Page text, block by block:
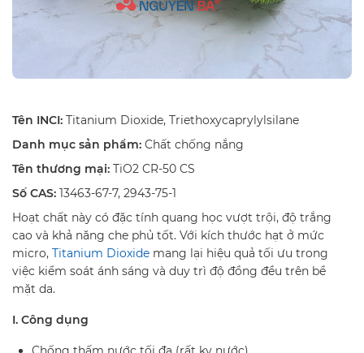
Tên INCI: Titanium Dioxide, Triethoxycaprylylsilane
Danh mục sản phẩm: Chất chống nắng
Tên thương mại: TiO2 CR-50 CS
Số CAS: 13463-67-7, 2943-75-1
Hoạt chất này có đặc tính quang học vượt trội, độ trắng
cao và khả năng che phủ tốt. Với kích thước hạt ở mức
micro, Titanium Dioxide mang lại hiệu quả tối ưu trong
việc kiểm soát ánh sáng và duy trì độ đồng đều trên bề
mặt da.
I. Công dụng